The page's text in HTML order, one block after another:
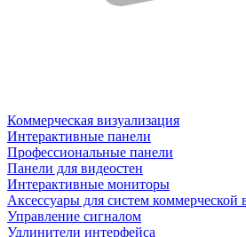
Коммерческая визуализация
Интерактивные панели
Профессиональные панели
Панели для видеостен
Интерактивные мониторы
Аксессуары для систем коммерческой
Управление сигналом
Удлинители интерфейса